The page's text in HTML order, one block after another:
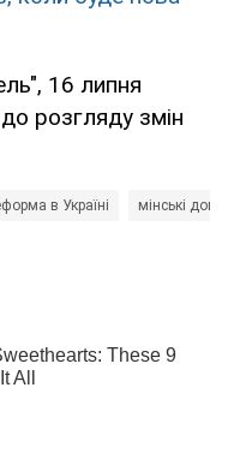
16 липня
до розгляду змін
в Україні мінські